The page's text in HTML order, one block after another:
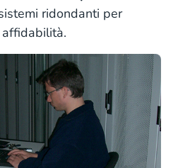
ridondanti per